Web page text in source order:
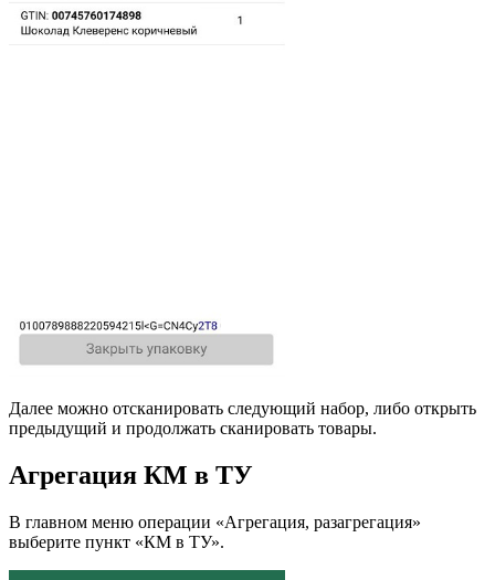
Далее можно отсканировать следующий набор, либо открыть
предыдущий и продолжать сканировать товары.
Агрегация КМ в ТУ
В главном меню операции «Агрегация, разагрегация»
выберите пункт «КМ в ТУ».